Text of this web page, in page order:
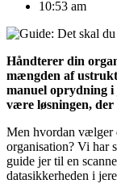
10:53 am
Håndterer din
mængden af
manuel oprydning i
være løsningen,
Men hvordan vælger
organisation? Vi har
guide jer til en
datasikkerheden i